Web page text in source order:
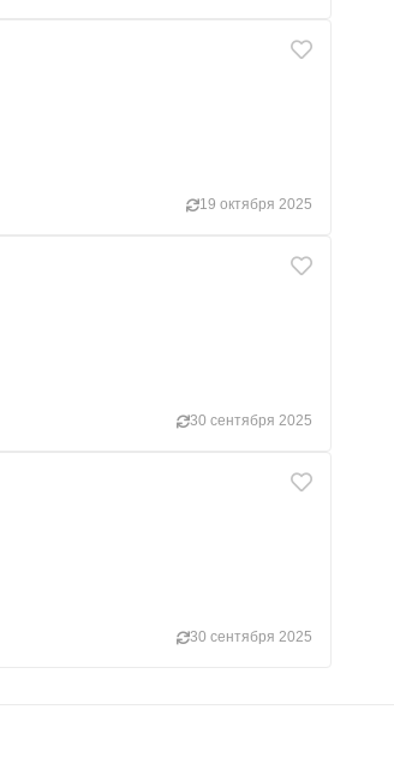
19 октября 2025
30 сентября 2025
30 сентября 2025